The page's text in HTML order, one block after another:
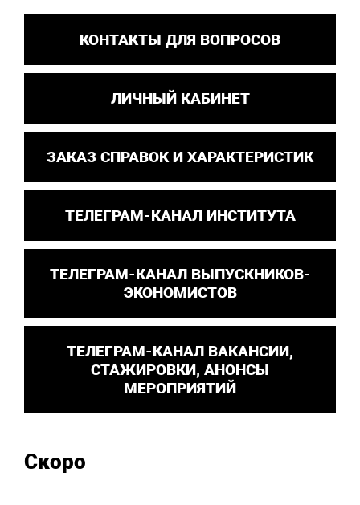
КОНТАКТЫ ДЛЯ ВОПРОСОВ
ЛИЧНЫЙ КАБИНЕТ
ЗАКАЗ СПРАВОК И ХАРАКТЕРИСТИК
ТЕЛЕГРАМ-КАНАЛ ИНСТИТУТА
ТЕЛЕГРАМ-КАНАЛ ВЫПУСКНИКОВ-
ЭКОНОМИСТОВ
ТЕЛЕГРАМ-КАНАЛ ВАКАНСИИ,
СТАЖИРОВКИ, АНОНСЫ
МЕРОПРИЯТИЙ
Скоро